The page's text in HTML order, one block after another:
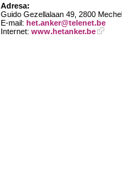
Adresa:
Guido Gezellalaan 49, 2800
E-mail: het.anker@telenet.be
Internet: www.hetanker.be